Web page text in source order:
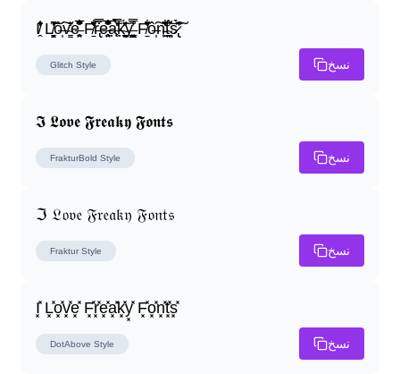
I̸̭̍̄̂̐̒̾̔ L̸̘̳̞̋̓̏̍͐͝ô̶̩͠v̴̳̔̈͛e̶̤̹̼̥͋͆̂̅͊̽͂ F̸̱̈̌͋̍̒̽r̶̢̅͒̿͒e̶̤̹̼̥͋͆̂̅͊̽͂a̶̛̜̥̜̣̔̓̉̿̌̃̀̅k̴͈͕̮͉̫̮̣̃̽̈́̔̎y̶̬͓͍͇̰͚͑̿̓͌ F̸̱̈̌͋̍̒̽ô̶̩͠n̵̫͖͛͗̓̏̌͋̏̔̋t̴̘̪̦͌́̍͝s̷̢̛̀̃̆́̽͘͠
Glitch Style نسخ
𝕴 𝕷𝖔𝖛𝖊 𝕱𝖗𝖊𝖆𝖐𝖞 𝕱𝖔𝖓𝖙𝖘
FrakturBold Style نسخ
ℑ 𝔏𝔬𝔳𝔢 𝔉𝔯𝔢𝔞𝔨𝔶 𝔉𝔬𝔫𝔱𝔰
Fraktur Style نسخ
I͓̽ L͓̽o͓̽v͓̽e͓̽ F͓̽r͓̽e͓̽a͓̽k͓̽y͓̽ F͓̽o͓̽n͓̽t͓̽s͓̽
DotAbove Style نسخ